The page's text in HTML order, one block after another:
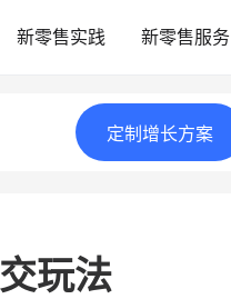
新零售实践 新零售服务
定制 增长方案
玩法